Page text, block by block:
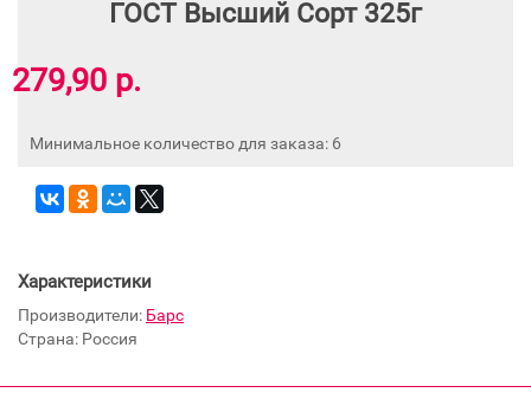
ГОСТ Высший Сорт 325г
279,90 р.
Минимальное количество для заказа: 6
Характеристики
Производители: Барс
Страна: Россия